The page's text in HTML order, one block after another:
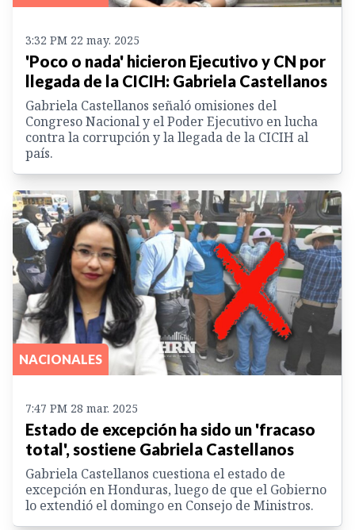
3:32 PM 22 may. 2025
'Poco o nada' hicieron Ejecutivo y CN por
llegada de la CICIH: Gabriela Castellanos
Gabriela Castellanos señaló omisiones del
Congreso Nacional y el Poder Ejecutivo en lucha
contra la corrupción y la llegada de la CICIH al
país.
NACIONALES
7:47 PM 28 mar. 2025
Estado de excepción ha sido un 'fracaso
total', sostiene Gabriela Castellanos
Gabriela Castellanos cuestiona el estado de
excepción en Honduras, luego de que el Gobierno
lo extendió el domingo en Consejo de Ministros.